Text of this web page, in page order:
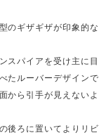
のギザギザが印象的な
スパイアを受け主に目
たルーバーデザインで
から引手が見えないよ
後ろに置いてよりリビ